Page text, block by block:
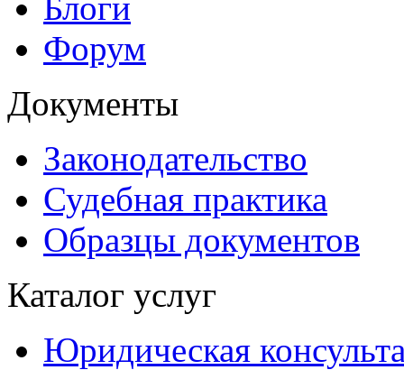
Форум
Документы
Законодательство
Судебная практика
Образцы документов
Каталог услуг
Юридическая